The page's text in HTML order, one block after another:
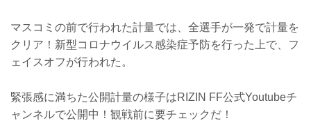
マスコミの前で行われた計量では、全選手が一発で計量を
クリア！新型コロナウイルス感染症予防を行った上で、フ
ェイスオフが行われた。
緊張感に満ちた公開計量の様子はRIZIN FF公式Youtubeチ
ャンネルで公開中！観戦前に要チェックだ！